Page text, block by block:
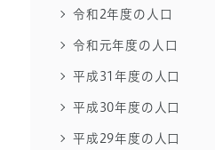
令和2年度の人口
令和元年度の人口
平成31年度の人口
平成30年度の人口
平成29年度の人口